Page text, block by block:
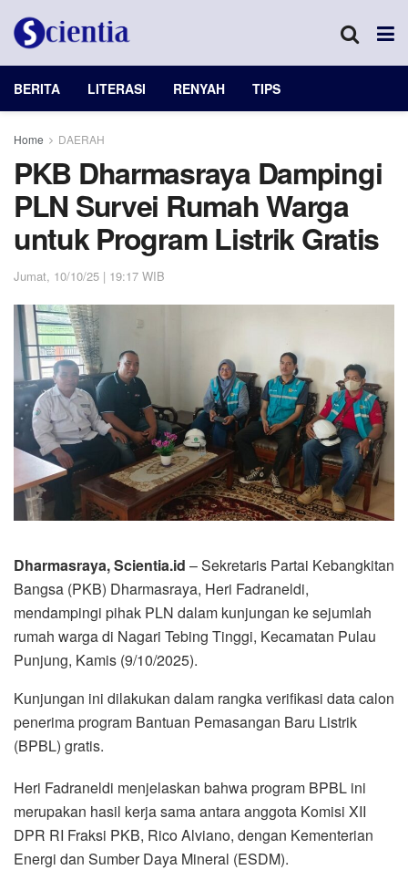
BERITA LITERASI RENYAH TIPS
Home DAERAH
PKB Dharmasraya Dampingi
PLN Survei Rumah Warga
untuk Program Listrik Gratis
Jumat, 10/10/25 | 19:17 WIB
Dharmasraya, Scientia.id – Sekretaris Partai Kebangkitan
Bangsa (PKB) Dharmasraya, Heri Fadraneldi,
mendampingi pihak PLN dalam kunjungan ke sejumlah
rumah warga di Nagari Tebing Tinggi, Kecamatan Pulau
Punjung, Kamis (9/10/2025).
Kunjungan ini dilakukan dalam rangka verifikasi data calon
penerima program Bantuan Pemasangan Baru Listrik
(BPBL) gratis.
Heri Fadraneldi menjelaskan bahwa program BPBL ini
merupakan hasil kerja sama antara anggota Komisi XII
DPR RI Fraksi PKB, Rico Alviano, dengan Kementerian
Energi dan Sumber Daya Mineral (ESDM).